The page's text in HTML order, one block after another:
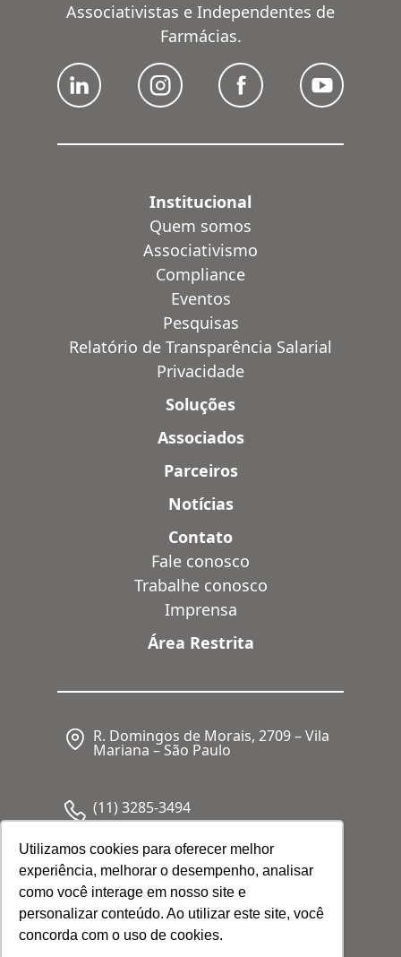
Utilizamos cookies para oferecer melhor
experiência, melhorar o desempenho, analisar
como você interage em nosso site e
personalizar conteúdo. Ao utilizar este site, você
concorda com o uso de cookies.
Associativistas e Independentes de
Farmácias.
Institucional
Quem somos
Associativismo
Compliance
Eventos
Pesquisas
Relatório de Transparência Salarial
Privacidade
Soluções
Associados
Parceiros
Notícias
Contato
Fale conosco
Trabalhe conosco
Imprensa
Área Restrita
R. Domingos de Morais, 2709 – Vila
Mariana – São Paulo
(11) 3285-3494
CNPJ: 05.341.062/0001-80